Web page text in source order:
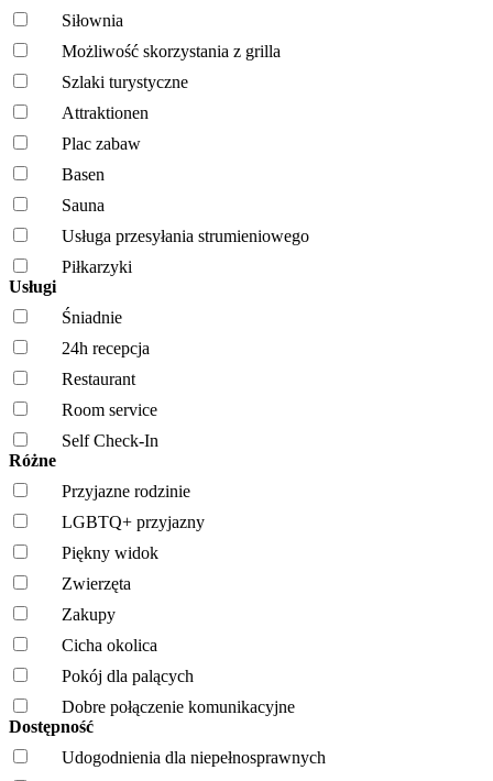
Siłownia
Możliwość skorzystania z grilla
Szlaki turystyczne
Attraktionen
Plac zabaw
Basen
Sauna
Usługa przesyłania strumieniowego
Piłkarzyki
Usługi
Śniadnie
24h recepcja
Restaurant
Room service
Self Check-In
Różne
Przyjazne rodzinie
LGBTQ+ przyjazny
Piękny widok
Zwierzęta
Zakupy
Cicha okolica
Pokój dla palących
Dobre połączenie komunikacyjne
Dostępność
Udogodnienia dla niepełnosprawnych